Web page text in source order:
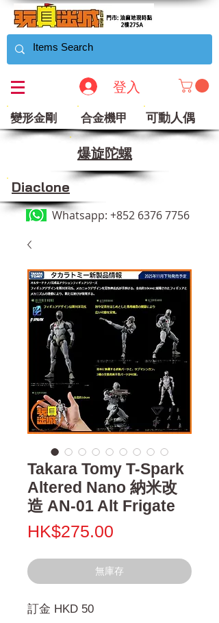
登入
變形金剛 合金機甲 可動人偶
​爆旋陀螺
Diaclone
Whatsapp: +852 6376 7756
Takara Tomy T-Spark
Altered Nano 納米改
造 AN-01 Alt Frigate
HK$275.00
無庫存
訂金 HKD 50